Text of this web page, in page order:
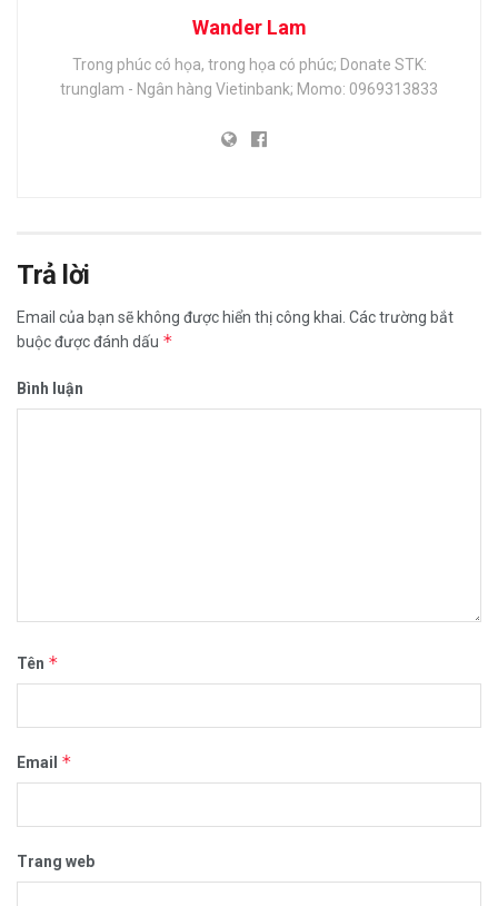
Wander Lam
Trong phúc có họa, trong họa có phúc; Donate STK:
trunglam - Ngân hàng Vietinbank; Momo: 0969313833
Trả lời
Email của bạn sẽ không được hiển thị công khai. Các trường bắt
buộc được đánh dấu *
Bình luận
Tên *
Email *
Trang web